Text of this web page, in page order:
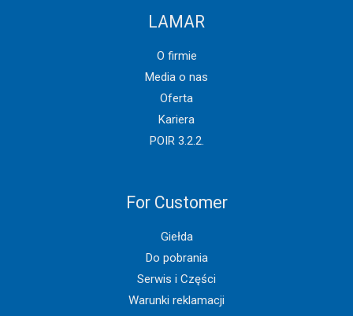
LAMAR
O firmie
Media o nas
Oferta
Kariera
POIR 3.2.2.
For Customer
Giełda
Do pobrania
Serwis i Części
Warunki reklamacji